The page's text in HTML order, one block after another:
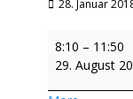
28. Januar
des
Unterrichts
8:10 – 11:50
29. August